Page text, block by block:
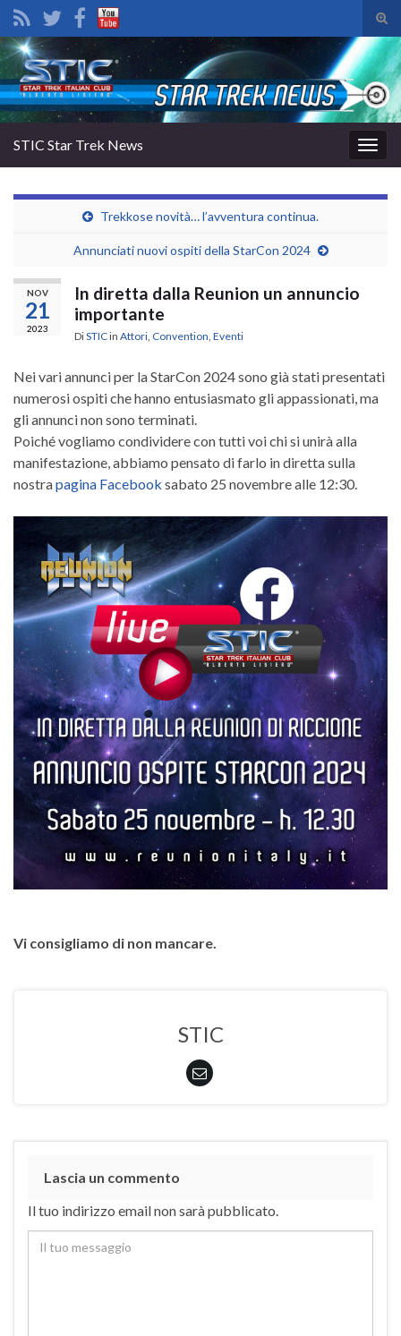
il
di
Search for:
la
STIC Star Trek News
Trekkose novità… l’avventura continua.
Annunciati nuovi ospiti della StarCon 2024
NOV
21
2023
In diretta dalla Reunion un annuncio
importante
DiSTICin Attori Convention Eventi
Nei vari annunci per la StarCon 2024 sono già stati presentati
numerosi ospiti che hanno entusiasmato gli appassionati, ma
gli annunci non sono terminati.
Poiché vogliamo condividere con tutti voi chi si unirà alla
manifestazione, abbiamo pensato di farlo in diretta sulla
nostrapagina Facebook sabato 25 novembre alle 12:30.
Vi consigliamo di non mancare.
STIC
Lascia un commento
Il tuo indirizzo email non sarà pubblicato.